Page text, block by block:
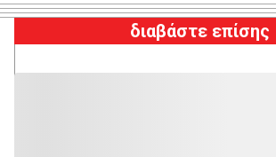
διαβάστε επίσης